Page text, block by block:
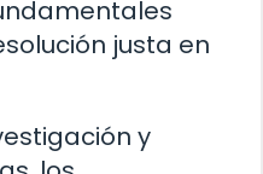
justa en
y